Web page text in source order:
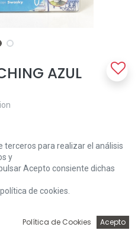
Add to Cart
AZUL
terceros para realizar el análisis
y
Acepto consiente dichas
de cookies.
Política de Cookies Acepto